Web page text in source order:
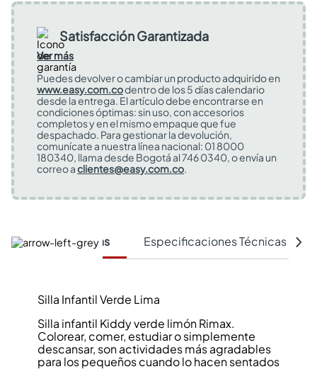
Satisfacción Garantizada
Ver más
Puedes devolver o cambiar un producto adquirido en
www.easy.com.codentro de los 5 días calendario
desde la entrega. El artículo debe encontrarse en
condiciones óptimas: sin uso, con accesorios
completos y en el mismo empaque que fue
despachado. Para gestionar la devolución,
comunícate a nuestra línea nacional: 01 8000
180340, llama desde Bogotá al 746 0340, o envía un
correo aclientes@easy.com.co.
Características Especificaciones Técnicas
Silla Infantil Verde Lima
Silla infantil Kiddy verde limón Rimax.
Colorear, comer, estudiar o simplemente
descansar, son actividades más agradables
para los pequeños cuando lo hacen sentados